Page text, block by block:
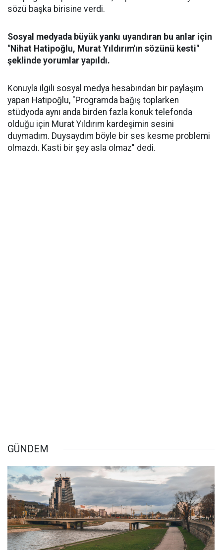
sözü başka birisine verdi.
Sosyal medyada büyük yankı uyandıran bu anlar için
"Nihat Hatipoğlu, Murat Yıldırım'ın sözünü kesti"
şeklinde yorumlar yapıldı.
Konuyla ilgili sosyal medya hesabından bir paylaşım
yapan Hatipoğlu, "Programda bağış toplarken
stüdyoda aynı anda birden fazla konuk telefonda
olduğu için Murat Yıldırım kardeşimin sesini
duymadım. Duysaydım böyle bir ses kesme problemi
olmazdı. Kasti bir şey asla olmaz" dedi.
GÜNDEM